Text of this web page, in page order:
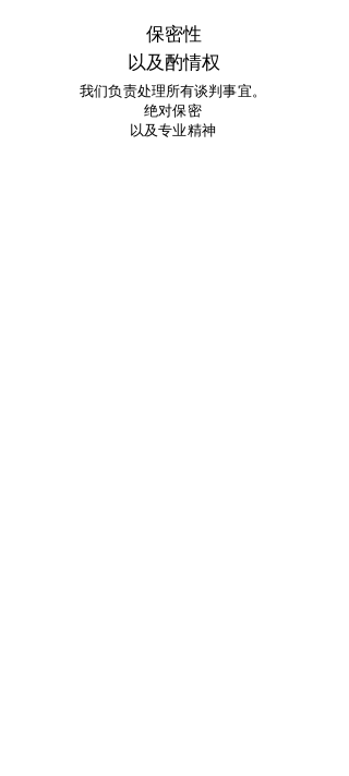
保密性
以及酌情权
我们负责处理所有谈判事宜。
绝对保密
以及专业精神